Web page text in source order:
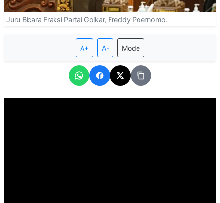
Juru Bicara Fraksi Partai Golkar, Freddy Poernomo.
A+ A- Mode